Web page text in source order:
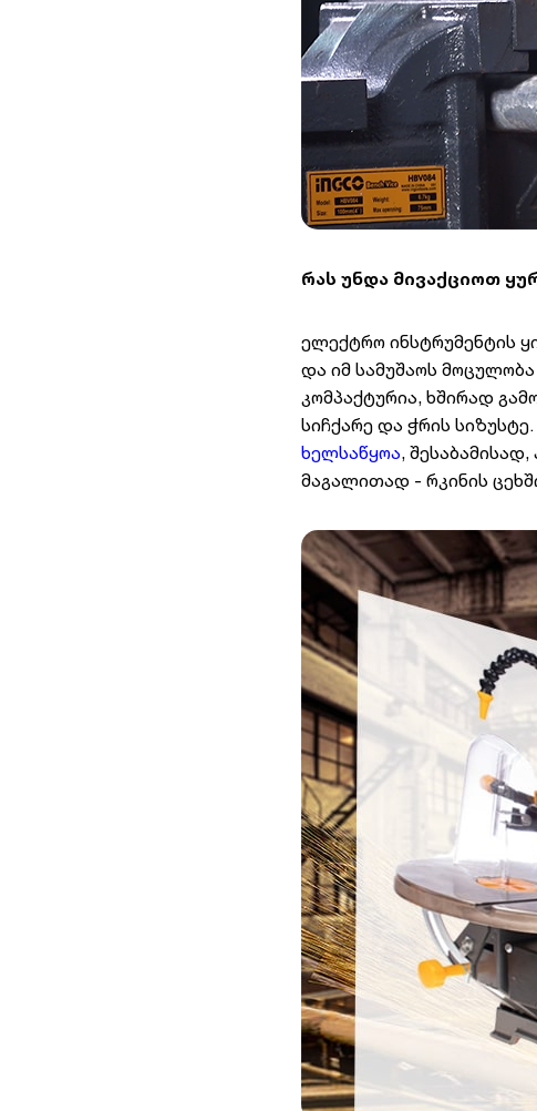
რას უნდა მივაქციოთ
ელექტრო ინსტრუმენტის
და იმ სამუშაოს
კომპაქტურია, ხშირად
სიჩქარე და ჭრის
ხელსაწყოა,
მაგალითად - რკინის